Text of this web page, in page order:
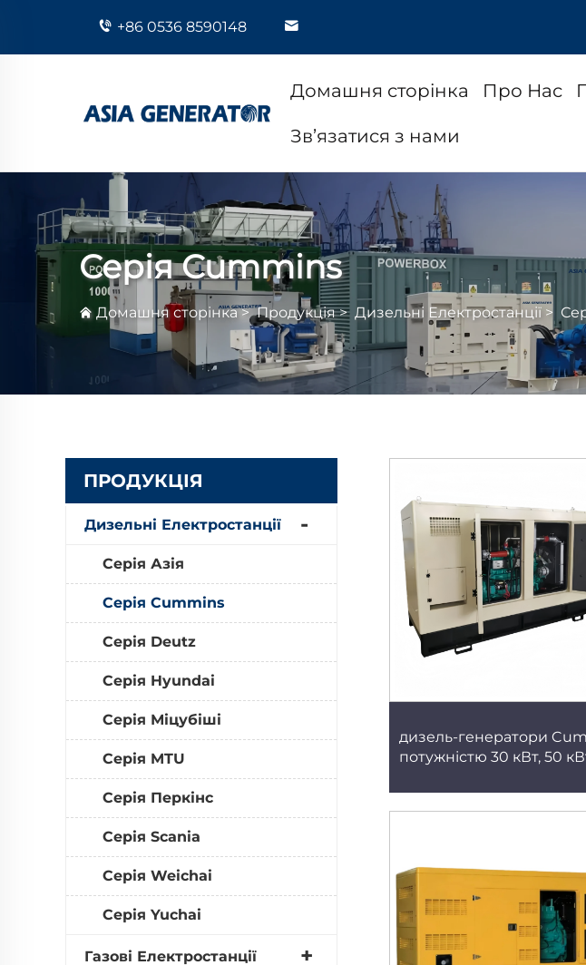
+86 0536 8590148
Домашня сторінка Про Нас
Зв’язатися з нами
Серія Cummins
Домашня сторінка>Продукція> Дизельні Електростанції >
ПРОДУКЦІЯ
Дизельні Електростанції
Серія Азія
Серія Cummins
Серія Deutz
Серія Hyundai
Серія Міцубіші
Серія MTU
Серія Перкінс
Серія Scania
Серія Weichai
Серія Yuchai
Газові Електростанції
дизель-генератори
потужністю 30 кВт, 50
об’єктів, трифазні
з повною мідною